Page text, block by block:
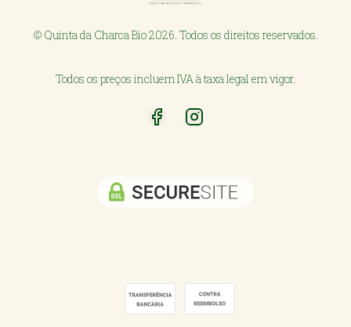
© Quinta da Charca Bio 2026. Todos os direitos reservados.
Todos os preços incluem IVA à taxa legal em vigor.